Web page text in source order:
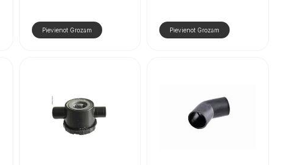
Pievienot Grozam Pievienot Grozam